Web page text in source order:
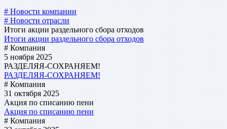
# Новости компании
# Новости отрасли
Итоги акции раздельного сбора отходов
Итоги акции раздельного сбора отходов
# Компания
5 ноября 2025
РАЗДЕЛЯЯ-СОХРАНЯЕМ!
РАЗДЕЛЯЯ-СОХРАНЯЕМ!
# Компания
31 октября 2025
Акция по списанию пени
Акция по списанию пени
# Компания